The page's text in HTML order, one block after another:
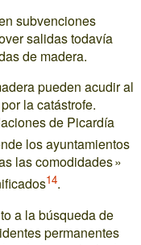
subvenciones
salidas todavía
de madera.
pueden acudir al
la catástrofe.
de Picardía
los ayuntamientos
las comodidades »
14.
a la búsqueda de
permanentes